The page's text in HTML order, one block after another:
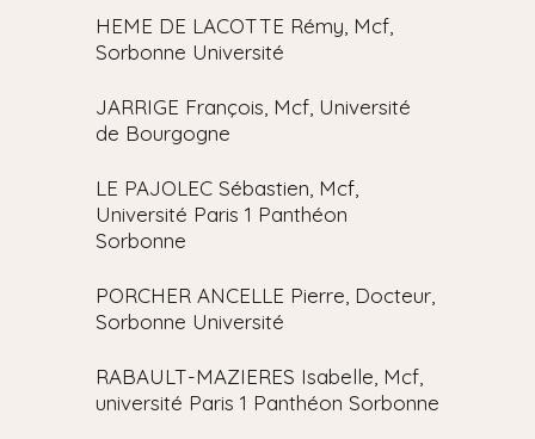
HEME DE LACOTTE Rémy, Mcf,
Sorbonne Université
JARRIGE François, Mcf, Université
de Bourgogne
LE PAJOLEC Sébastien, Mcf,
Université Paris 1 Panthéon
Sorbonne
PORCHER ANCELLE Pierre, Docteur,
Sorbonne Université
RABAULT-MAZIERES Isabelle, Mcf,
université Paris 1 Panthéon Sorbonne